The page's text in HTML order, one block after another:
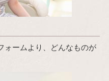
ォームより、どんなものが